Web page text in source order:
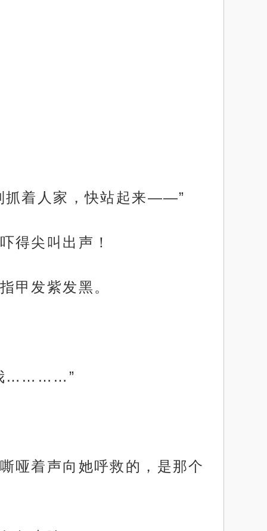
抓着人家，快站起来——”
得尖叫出声！
甲发紫发黑。
…………”
哑着声向她呼救的，是那个